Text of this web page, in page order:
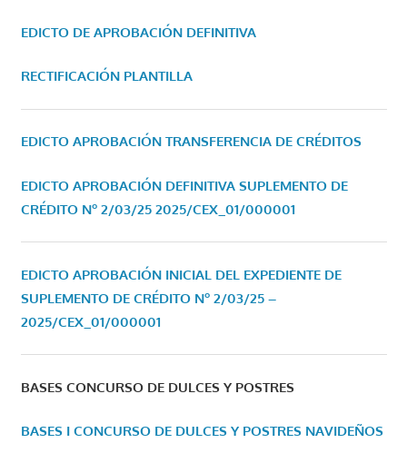
EDICTO DE APROBACIÓN DEFINITIVA
RECTIFICACIÓN PLANTILLA
EDICTO APROBACIÓN TRANSFERENCIA DE CRÉDITOS
EDICTO APROBACIÓN DEFINITIVA SUPLEMENTO DE
CRÉDITO Nº 2/03/25 2025/CEX_01/000001
EDICTO APROBACIÓN INICIAL DEL EXPEDIENTE DE
SUPLEMENTO DE CRÉDITO Nº 2/03/25 –
2025/CEX_01/000001
BASES CONCURSO DE DULCES Y POSTRES
BASES I CONCURSO DE DULCES Y POSTRES NAVIDEÑOS